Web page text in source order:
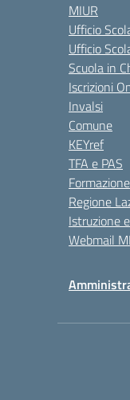
MIUR
Ufficio
Ufficio
Scuola in
Iscrizioni
Invalsi
Comune
KEYref
TFA e PAS
Regione
Istruzione
Webmail